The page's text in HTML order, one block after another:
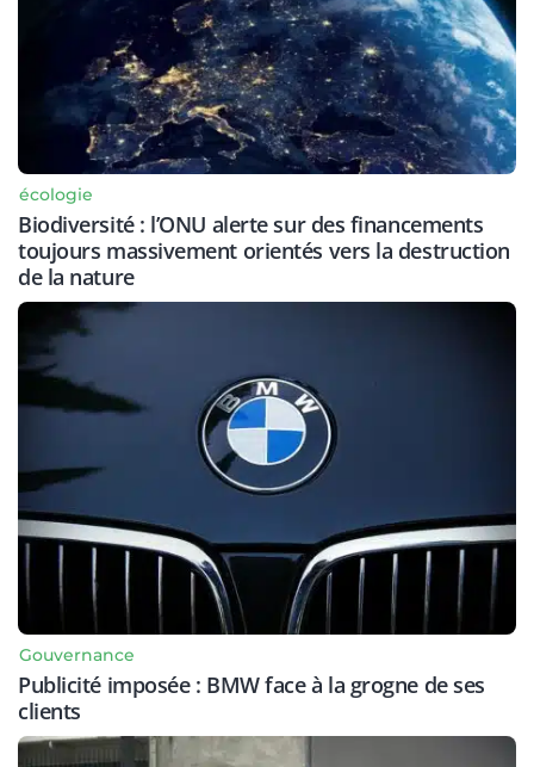
écologie
Biodiversité : l’ONU alerte sur des financements
toujours massivement orientés vers la destruction
de la nature
Gouvernance
Publicité imposée : BMW face à la grogne de ses
clients